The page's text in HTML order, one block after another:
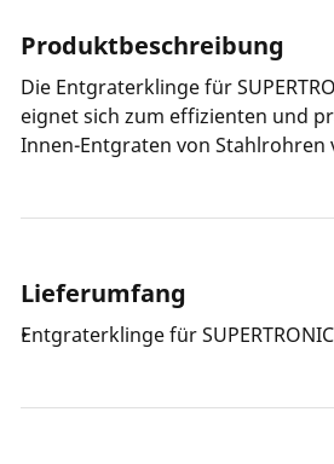
Produktbeschreibung
Die Entgraterklinge für
eignet sich zum effizienten und
Innen-Entgraten von Stahlrohren
Lieferumfang
Entgraterklinge für